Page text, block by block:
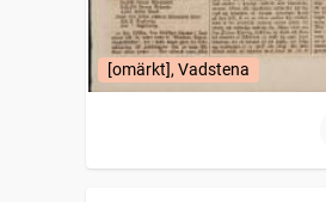
[omärkt], Vadstena